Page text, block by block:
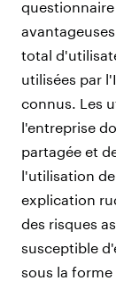
total
utilisées par
connus. Les
l'entreprise
partagée et
l'utilisation
explication
des risques
susceptible
sous la